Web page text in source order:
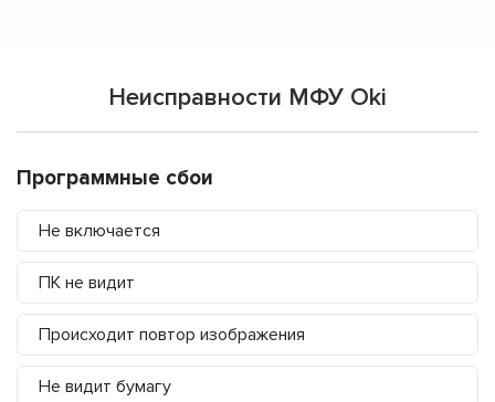
Неисправности МФУ Oki
Программные сбои
Не включается
ПК не видит
Происходит повтор изображения
Не видит бумагу